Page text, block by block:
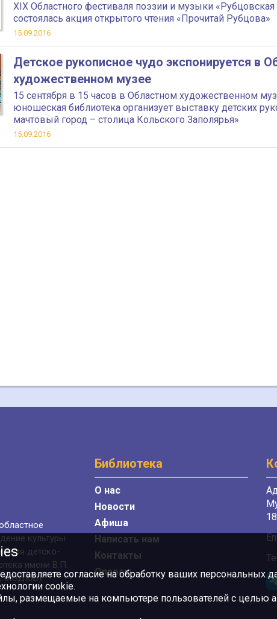
XIX Областного фестиваля поэзии и музыки
состоялась акция открытого чтения «Прочитай Рубцова»
15.09.2016
Детское рукописное чудо экспонируется в
художественном музее
15 сентября в 15 часов в Областном художественном
юношеская библиотека организует выставку детских
мачтовый город – столица Кольского Заполярья»
15.09.2016
культуры
детско-
имени В.П.
МОДЮБ)
Библиотека
О нас
Новости
Афиша
Написать нам
Контакты
Опросы
согласие на обработку ваших
cookie.
размещаемые на компьютере пользователей с целью